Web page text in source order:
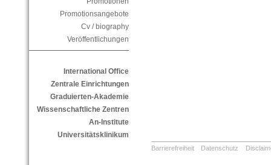
Promotionsangebote
Cv / biography
Veröffentlichungen
International Office
Zentrale Einrichtungen
Graduierten-Akademie
Wissenschaftliche Zentren
An-Institute
Universitätsklinikum
Barrierefreiheit Datenschutz